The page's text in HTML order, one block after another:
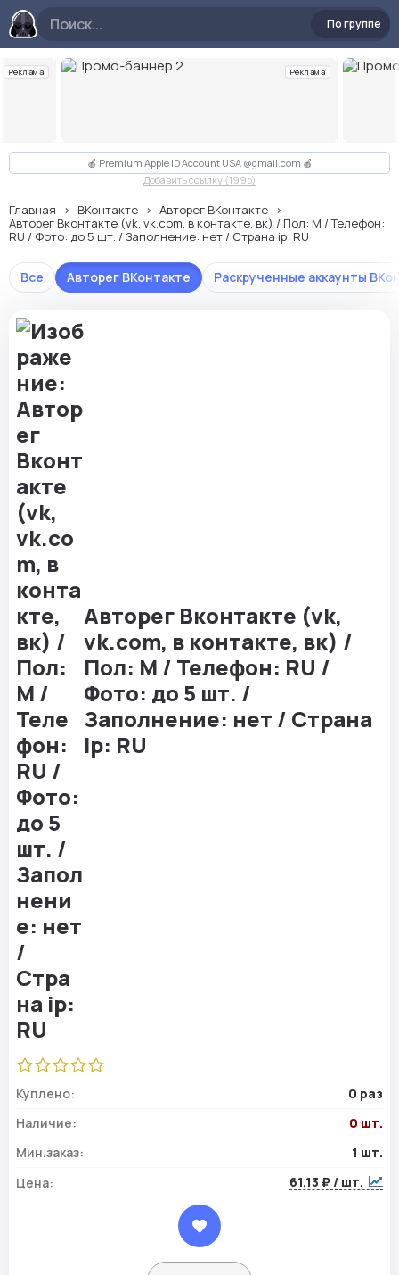
По группе
Реклама Реклама
Слайд 2 из 10
🍎 Premium Apple ID Account USA @gmail.com 🍎
Добавить ссылку (199p)
Главная ВКонтакте
Авторег ВКонтакте
Авторег Вконтакте (vk, vk.com, в контакте, вк) / Пол: М / Телефон:
RU / Фото: до 5 шт. / Заполнение: нет / Страна ip: RU
Все Авторег ВКонтакте Раскрученные аккаунты
Авторег Вконтакте (vk,
vk.com, в контакте, вк) /
Пол: М / Телефон: RU /
Фото: до 5 шт. /
Заполнение: нет / Страна
ip: RU
Куплено:
0 раз
Наличие:
0 шт.
Мин.заказ:
1 шт.
Цена:
61,13 ₽ / шт.